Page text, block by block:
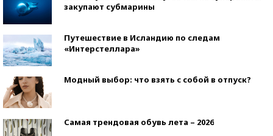
закупают субмарины
Путешествие в Исландию по следам
«Интерстеллара»
Модный выбор: что взять с собой в отпуск?
Самая трендовая обувь лета – 2026